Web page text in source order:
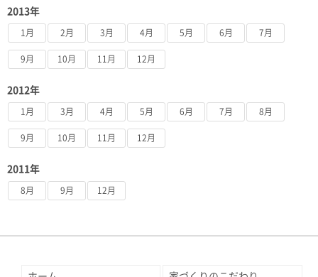
2013年
1月 2月 3月 4月 5月 6月 7月
9月 10月 11月 12月
2012年
1月 3月 4月 5月 6月 7月 8月
9月 10月 11月 12月
2011年
8月 9月 12月